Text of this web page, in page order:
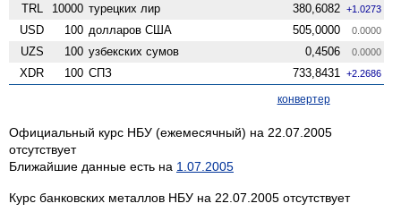
TRL 10000 турецких лир 380,6082 +1.0273
USD 100 долларов США 505,0000 0.0000
UZS 100 узбекских сумов 0,4506 0.0000
XDR 100 СПЗ 733,8431 +2.2686
конвертер
Официальный курс НБУ (ежемесячный) на 22.07.2005
отсутствует
Ближайшие данные есть на 1.07.2005
Курс банковских металлов НБУ на 22.07.2005 отсутствует